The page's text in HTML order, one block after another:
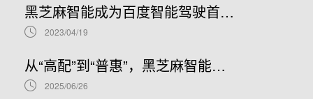
黑芝麻智能成为百度智能驾驶首选本土化SoC芯片合作伙伴
2023/04/19
从“高配”到“普惠”，黑芝麻智能携手Nullmax打造辅助驾驶主流量产方案
2025/06/26